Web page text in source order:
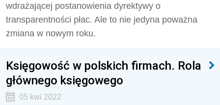
wdrażającej postanowienia dyrektywy o
transparentności płac. Ale to nie jedyna poważna
zmiana w nowym roku.
Księgowość w polskich firmach. Rola
głównego księgowego
05 kwi 2022